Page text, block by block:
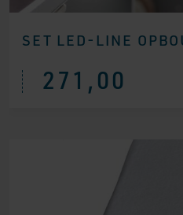
SET LED-LINE
271,00